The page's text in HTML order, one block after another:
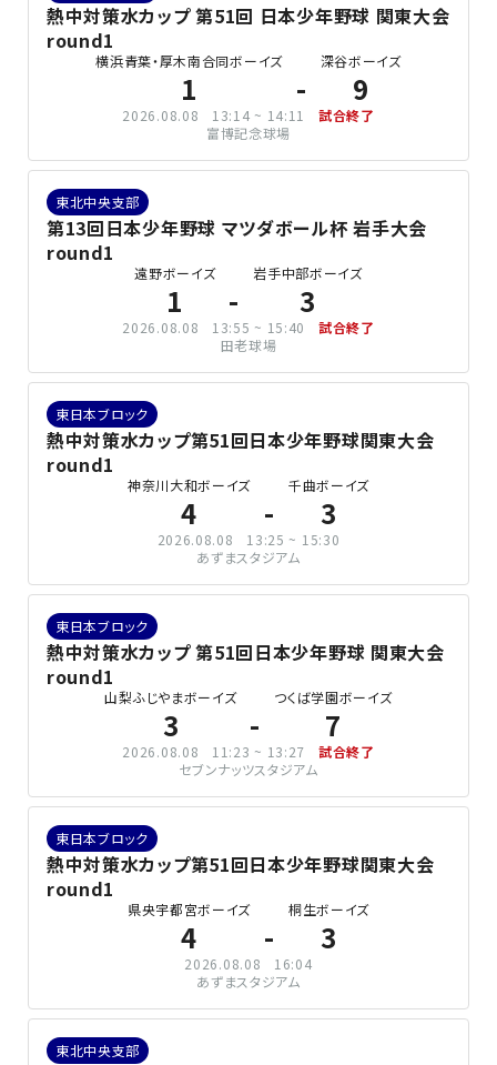
熱中対策水カップ 第51回 日本少年野球 関東大会
round1
横浜青葉・厚木南合同ボーイズ
1
深谷ボーイズ
9
2026.08.08 13:14 ~ 14:11
試合終了
富博記念球場
東北中央支部
第13回日本少年野球 マツダボール杯 岩手大会
round1
遠野ボーイズ
1
岩手中部ボーイズ
3
2026.08.08 13:55 ~ 15:40
試合終了
田老球場
東日本ブロック
熱中対策水カップ第51回日本少年野球関東大会
round1
神奈川大和ボーイズ
4
千曲ボーイズ
3
2026.08.08
13:25 ~ 15:30
あずまスタジアム
東日本ブロック
熱中対策水カップ 第51回日本少年野球 関東大会
round1
山梨ふじやまボーイズ
3
つくば学園ボーイズ
7
2026.08.08 11:23 ~ 13:27
試合終了
セブンナッツスタジアム
東日本ブロック
熱中対策水カップ第51回日本少年野球関東大会
round1
県央宇都宮ボーイズ
4
桐生ボーイズ
3
2026.08.08
16:04
あずまスタジアム
東北中央支部